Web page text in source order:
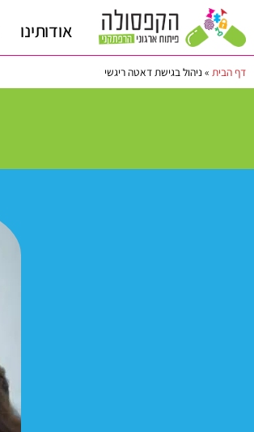
אודותינו
דף הבית » ניהול בגישת דאטה ריגשי